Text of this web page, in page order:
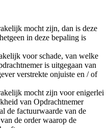
mocht zijn, dan is deze
in deze bepaling is
voor schade, van welke
is uitgegaan van
verstrekte onjuiste en / of
mocht zijn voor enigerlei
van Opdrachtnemer
de factuurwaarde van de
de order waarop de